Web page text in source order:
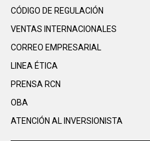
CÓDIGO DE REGULACIÓN
VENTAS INTERNACIONALES
CORREO EMPRESARIAL
LINEA ÉTICA
PRENSA RCN
OBA
ATENCIÓN AL INVERSIONISTA